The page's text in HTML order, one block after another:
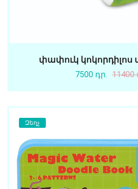
փափուկ կոկորդիլոս
7500 դր. 11400
Զեղչ